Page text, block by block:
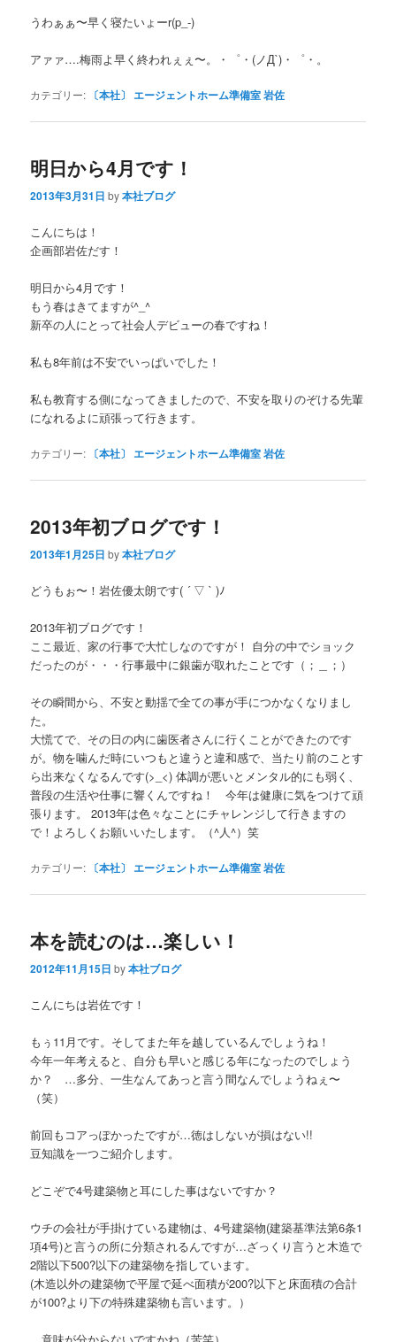
うわぁぁ〜早く寝たいょーr(p_-)
アァァ….梅雨よ早く終われぇぇ〜。・゜・(ノД`)・゜・。
カテゴリー: 〔本社〕 エージェントホーム準備室 岩佐
明日から4月です！
2013年3月31日 by本社ブログ
こんにちは！
企画部岩佐だす！
明日から4月です！
もう春はきてますが^_^
新卒の人にとって社会人デビューの春ですね！
私も8年前は不安でいっぱいでした！
私も教育する側になってきましたので、不安を取りのぞける先輩
になれるよに頑張って行きます。
カテゴリー: 〔本社〕 エージェントホーム準備室 岩佐
2013年初ブログです！
2013年1月25日 by本社ブログ
どうもぉ〜！岩佐優太朗です( ´ ▽ ` )ﾉ
2013年初ブログです！
ここ最近、家の行事で大忙しなのですが！ 自分の中でショック
だったのが・・・行事最中に銀歯が取れたことです（；＿；）
その瞬間から、不安と動揺で全ての事が手につかなくなりまし
た。
大慌てで、その日の内に歯医者さんに行くことができたのです
が。物を噛んだ時にいつもと違うと違和感で、当たり前のことす
ら出来なくなるんです(>_<) 体調が悪いとメンタル的にも弱く、
普段の生活や仕事に響くんですね！ 今年は健康に気をつけて頑
張ります。 2013年は色々なことにチャレンジして行きますの
で！よろしくお願いいたします。（^人^）笑
カテゴリー: 〔本社〕 エージェントホーム準備室 岩佐
本を読むのは…楽しい！
2012年11月15日 by本社ブログ
こんにちは岩佐です！
もぅ11月です。そしてまた年を越しているんでしょうね！
今年一年考えると、自分も早いと感じる年になったのでしょう
か？ …多分、一生なんてあっと言う間なんでしょうねぇ〜
（笑）
前回もコアっぽかったですが…徳はしないが損はない!!
豆知識を一つご紹介します。
どこぞで4号建築物と耳にした事はないですか？
ウチの会社が手掛けている建物は、4号建築物(建築基準法第6条1
項4号)と言うの所に分類されるんですが…ざっくり言うと木造で
2階以下500?以下の建築物を指しています。
(木造以外の建築物で平屋で延べ面積が200?以下と床面積の合計
が100?より下の特殊建築物も言います。）